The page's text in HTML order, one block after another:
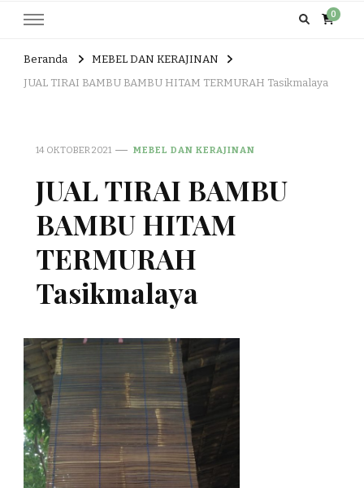
0
Beranda
MEBEL DAN KERAJINAN
JUAL TIRAI BAMBU BAMBU HITAM TERMURAH Tasikmalaya
14 OKTOBER 2021 MEBEL DAN KERAJINAN
JUAL TIRAI BAMBU
BAMBU HITAM
TERMURAH
Tasikmalaya